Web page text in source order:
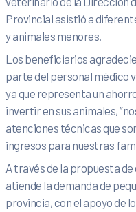
Provincial asistió a
y animales menores.
Los beneficiarios
parte del personal médico
ya que representa un
invertir en sus animales,
atenciones técnicas que
ingresos para nuestras
A través de la propuesta
atiende la demanda de
provincia, con el apoyo de